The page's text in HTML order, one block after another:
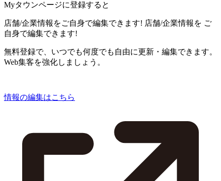
Myタウンページに登録すると
店舗/企業情報をご自身で編集できます! 店舗/企業情報を ご
自身で編集できます!
無料登録で、いつでも何度でも自由に更新・編集できます。
Web集客を強化しましょう。
情報の編集はこちら